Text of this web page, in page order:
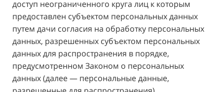
доступ неограниченного круга лиц к которым
предоставлен субъектом персональных данных
путем дачи согласия на обработку персональных
данных, разрешенных субъектом персональных
данных для распространения в порядке,
предусмотренном Законом о персональных
данных (далее — персональные данные,